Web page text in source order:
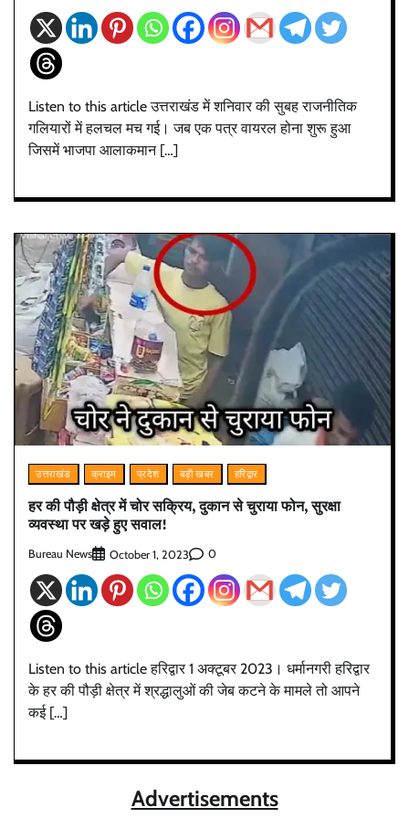
Listen to this article उत्तराखंड में शनिवार की सुबह राजनीतिक
गलियारों में हलचल मच गई। जब एक पत्र वायरल होना शुरू हुआ
जिसमें भाजपा आलाकमान […]
उत्तराखंड क्राइम प्रदेश बड़ी खबर हरिद्वार
हर की पौड़ी क्षेत्र में चोर सक्रिय, दुकान से चुराया फोन, सुरक्षा
व्यवस्था पर खड़े हुए सवाल!
Bureau News October 1, 2023 0
Listen to this article हरिद्वार 1 अक्टूबर 2023। धर्मानगरी हरिद्वार
के हर की पौड़ी क्षेत्र में श्रद्धालुओं की जेब कटने के मामले तो आपने
कई […]
Advertisements